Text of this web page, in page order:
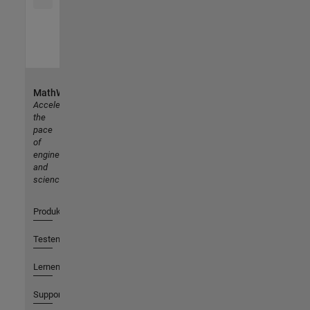
MathWorks
Accelerating
the
pace
of
engineering
and
science
Produkte
Testen oder Kaufen
Lernen
Support